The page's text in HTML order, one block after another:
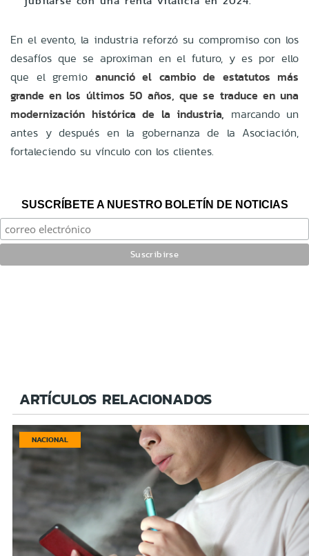
En el evento, la industria reforzó su compromiso con los
desafíos que se aproximan en el futuro, y es por ello
que el gremio anunció el cambio de estatutos más
grande en los últimos 50 años, que se traduce en una
modernización histórica de la industria, marcando un
antes y después en la gobernanza de la Asociación,
fortaleciendo su vínculo con los clientes.
SUSCRÍBETE A NUESTRO BOLETÍN DE NOTICIAS
ARTÍCULOS RELACIONADOS
NACIONAL